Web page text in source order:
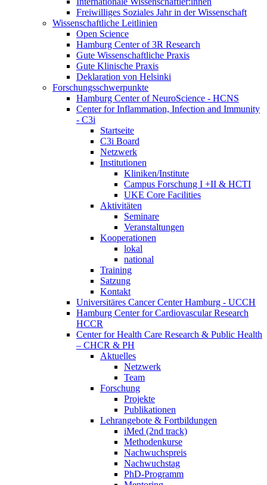
Freiwilliges Soziales Jahr in der Wissenschaft
Wissenschaftliche Leitlinien
Open Science
Hamburg Center of 3R Research
Gute Wissenschaftliche Praxis
Gute Klinische Praxis
Deklaration von Helsinki
Forschungsschwerpunkte
Hamburg Center of NeuroScience - HCNS
Center for Inflammation, Infection and Immunity
- C3i
Startseite
C3i Board
Netzwerk
Institutionen
Kliniken/Institute
Campus Forschung I +II & HCTI
UKE Core Facilities
Aktivitäten
Seminare
Veranstaltungen
Kooperationen
lokal
national
Training
Satzung
Kontakt
Universitäres Cancer Center Hamburg - UCCH
Hamburg Center for Cardiovascular Research
HCCR
Center for Health Care Research & Public Health
– CHCR & PH
Aktuelles
Netzwerk
Team
Forschung
Projekte
Publikationen
Lehrangebote & Fortbildungen
iMed (2nd track)
Methodenkurse
Nachwuchspreis
Nachwuchstag
PhD-Programm